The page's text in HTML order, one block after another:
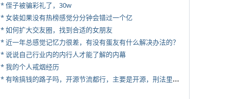
* 侄子被骗彩礼了，30w
* 女装如果没有热榜感觉分分钟会错过一个亿
* 如何扩大交友圈，找到合适的女朋友
* 近一年总感觉记忆力很差，有没有蛋友有什么解决办法的？
* 说说自己行业内的内行人才能了解的内幕
* 我的个人戒烟经历
*
有啥搞钱的路子吗，开源节流都行，主要是开源，刑法里的咱不做